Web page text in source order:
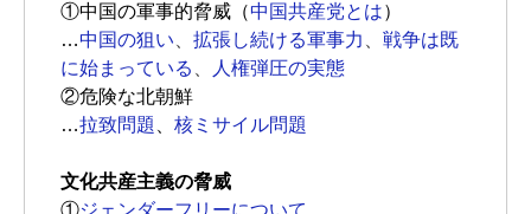
①中国の軍事的脅威（中国共産党とは）
…中国の狙い 拡張し続ける軍事力
戦争は既
に始まっている
人権弾圧の実態
②危険な北朝鮮
…拉致問題 核ミサイル問題
文化共産主義の脅威